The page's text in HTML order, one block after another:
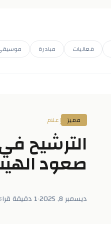
فعاليات مبادرة
مميز إعلام
صعود
ديسمبر 8, 2025 •1 دقيقة قراءة